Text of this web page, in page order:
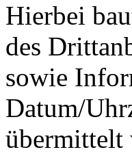
Hierbei
des
sowie
Datum/
übermittelt